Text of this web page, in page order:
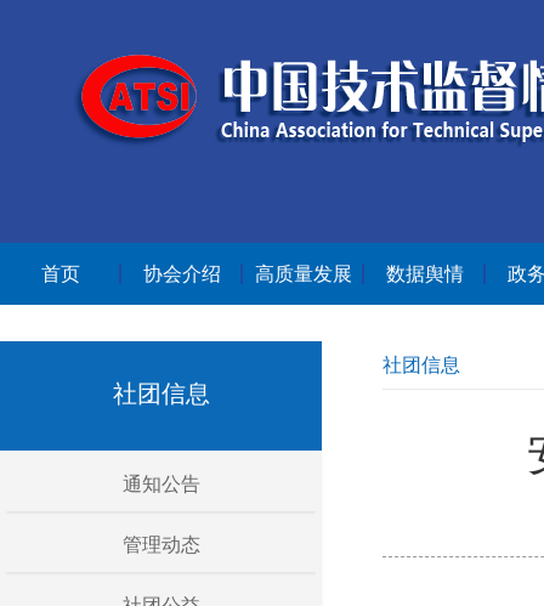
首页 协会介绍 高质量发展 数据舆情 政
社团信息
通知公告
管理动态
社团信息